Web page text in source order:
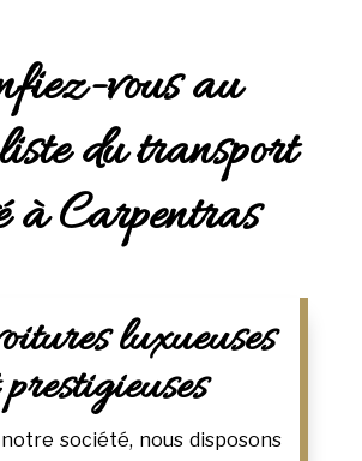
vous au
du transport
à Carpentras
luxueuses
société, nous disposons